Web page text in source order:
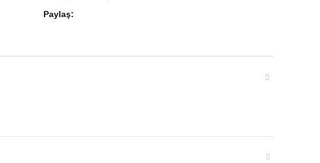
Paylaş